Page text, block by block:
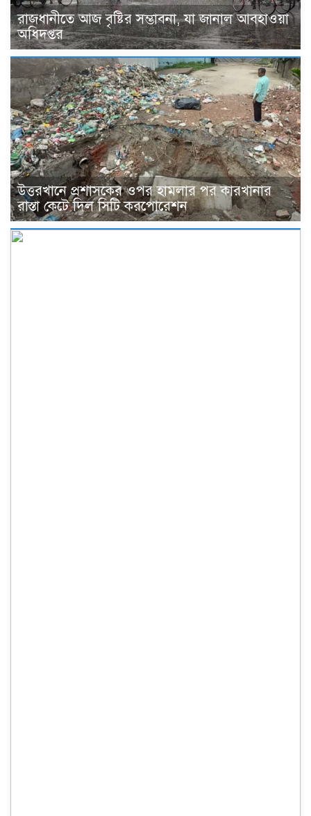
রাজধানীতে আজ বৃষ্টির সম্ভাবনা, যা জানাল আবহাওয়া
অধিদপ্তর
উত্তরখানে প্রশাসকের ওপর হামলার পর কারখানার
রাস্তা কেটে দিল সিটি করপোরেশন